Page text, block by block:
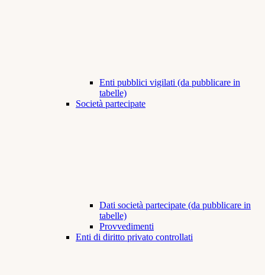
Enti pubblici vigilati (da pubblicare in
tabelle)
Società partecipate
Dati società partecipate (da pubblicare in
tabelle)
Provvedimenti
Enti di diritto privato controllati